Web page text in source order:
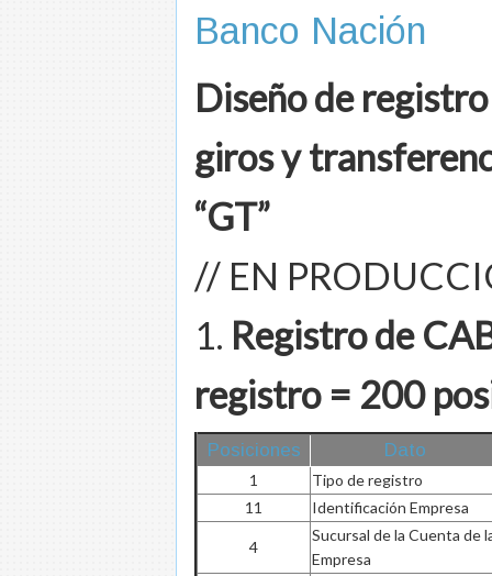
Banco Nación
Diseño de
giros y
“GT”
// EN
1. Registro de
registro = 200
Posiciones Dato
1
Tipo de registro
11
Identificación Empresa
4
Sucursal de la Cuenta de
Empresa